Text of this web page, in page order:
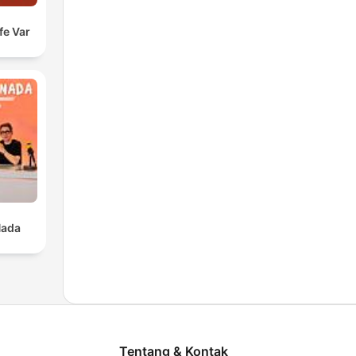
Var
Tentang & Kontak